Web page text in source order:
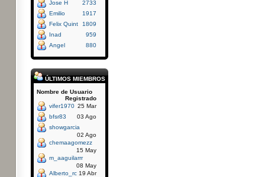
Jose H
2733
Emilio
1917
Felix Quint
1809
Inad
959
Angel
880
ÚLTIMOS MIEMBROS
Nombre de Usuario
Registrado
vifer1970 25 Mar
bfsr83
03 Ago
showgarcia
02 Ago
chemaagomezz
15 May
m_aaguilarrr
08 May
Alberto_rc 19 Abr